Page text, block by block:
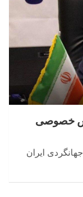
خصوصی
ایران